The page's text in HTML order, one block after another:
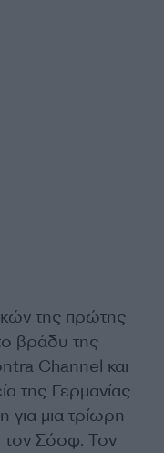
της πρώτης
βράδυ της
Channel και
της Γερμανίας
για μια τρίωρη
τον Σόοφ. Τον